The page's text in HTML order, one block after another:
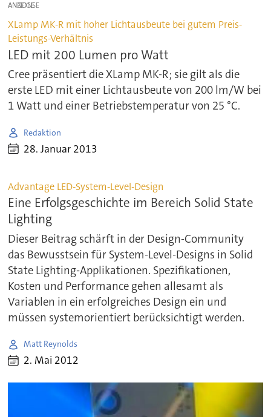
ANZEIGE
XLamp MK-R mit hoher Lichtausbeute bei gutem Preis-
Leistungs-Verhältnis
LED mit 200 Lumen pro Watt
Cree präsentiert die XLamp MK-R; sie gilt als die
erste LED mit einer Lichtausbeute von 200 lm/W bei
1 Watt und einer Betriebstemperatur von 25 °C.
Redaktion
28. Januar 2013
Advantage LED-System-Level-Design
Eine Erfolgsgeschichte im Bereich Solid State
Lighting
Dieser Beitrag schärft in der Design-Community
das Bewusstsein für System-Level-Designs in Solid
State Lighting-Applikationen. Spezifikationen,
Kosten und Performance gehen allesamt als
Variablen in ein erfolgreiches Design ein und
müssen systemorientiert berücksichtigt werden.
Matt Reynolds
2. Mai 2012